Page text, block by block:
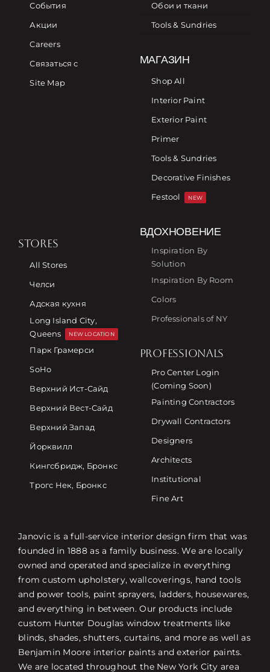
События
Акции
Careers
Связаться с
Site Map
Обои и ткани
Tools & Sundries
МАГАЗИН
Shop All
Interior Paint
Exterior Paint
Primer
Tools & Sundries
Decorative Finishes
Festool
NEW
STORES
All Stores
Челси
Адская кухня
Long Island City,
Queens
NEW LOCATION
Парк Грамерси
SoHo
Верхний Ист-Сайд
Верхний Вест-Сайд
Верхний Запад
Йорквилл
Кингсбридж, Бронкс
Трогс Нек, Бронкс
ВДОХНОВЕНИЕ
Inspiration By
Solution
Inspiration By Room
Colors
Professionals of NY
PROFESSIONALS
Pro Center Login
(Coming Soon)
Painting Contractors
Drywall Contractors
Designers
Architects
Institutional
Fine Art
Janovic is a full-service interior design firm that was
founded in 1888 as a family business. We are locally
owned and operated and specialize in everything
from custom upholstery, wallcoverings, hand tools
and power tools, paint sprayers, ladders, housewares,
and everything in between. Our products include
custom Hunter Douglas window treatments like
blinds, shades, shutters, curtains, and more as well as
Benjamin Moore interior paints and exterior paints.
We are located throughout the New York City area